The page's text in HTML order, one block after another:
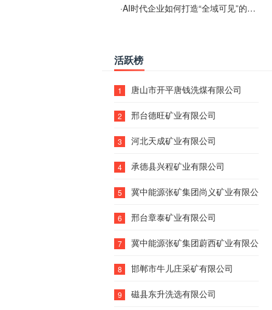
·AI时代企业如何打造“全域可见”的数字资产？梓彤超越给出新解法
活跃榜
1 唐山市开平唐钱洗煤有限公司
2 邢台德旺矿业有限公司
3 河北天成矿业有限公司
4 承德县兴程矿业有限公司
5 冀中能源张矿集团尚义矿业有限公司
6 邢台章泰矿业有限公司
7 冀中能源张矿集团蔚西矿业有限公司
8 邯郸市牛儿庄采矿有限公司
9 磁县东升洗选有限公司